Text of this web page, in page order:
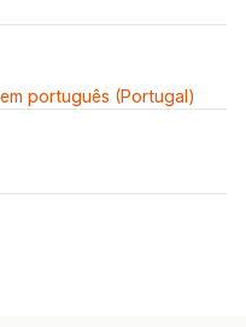
português (Portugal)